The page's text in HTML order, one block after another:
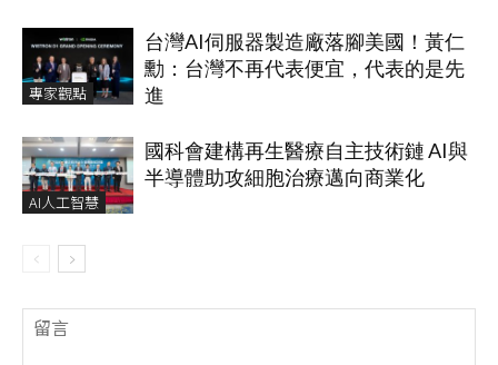
專家觀點
台灣AI伺服器製造廠落腳美國！黃仁
勳：台灣不再代表便宜，代表的是先
進
AI人工智慧
國科會建構再生醫療自主技術鏈 AI與
半導體助攻細胞治療邁向商業化